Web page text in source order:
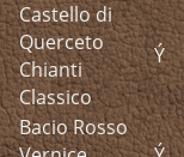
Castello di
Querceto
Chianti
Classico
Ý
Bacio Rosso